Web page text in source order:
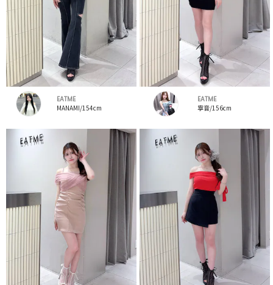
EATME
MANAMI/154cm
EATME
寧音/156cm